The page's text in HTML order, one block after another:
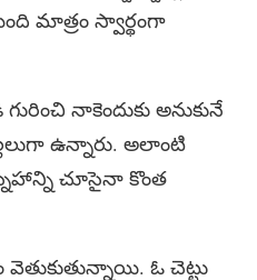
మాత్రం స్వార్థంగా
నాకెందుకు అనుకునే
ఉన్నారు. అలాంటి
చూసైనా కొంత
వెతుకుతున్నాయి. ఓ చెట్టు